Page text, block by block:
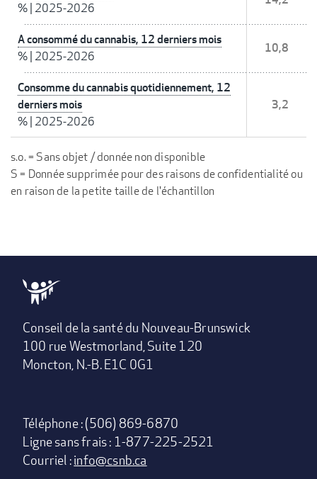
% 2025-2026
A consommé du cannabis, 12 derniers mois
% 2025-2026
10,8
Consomme du cannabis quotidiennement, 12
derniers mois
% 2025-2026
3,2
s.o. = Sans objet / donnée non disponible
S = Donnée supprimée pour des raisons de confidentialité ou
en raison de la petite taille de l'échantillon
Conseil de la santé du Nouveau-Brunswick
100 rue Westmorland, Suite 120
Moncton, N.-B. E1C 0G1
Téléphone : (506) 869-6870
Ligne sans frais : 1-877-225-2521
Courriel :info@csnb.ca